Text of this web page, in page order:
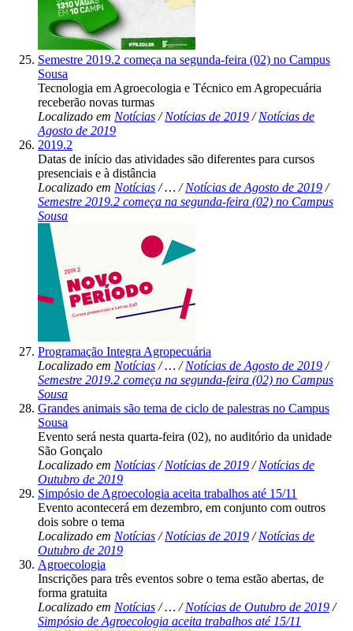
Semestre 2019.2 começa na segunda-feira (02) no Campus
Sousa
Tecnologia em Agroecologia e Técnico em Agropecuária
receberão novas turmas
Localizado em Notícias /Notícias de 2019 /Notícias de
Agosto de 2019
2019.2
Datas de início das atividades são diferentes para cursos
presenciais e à distância
Localizado em Notícias /…/Notícias de Agosto de 2019 /
Semestre 2019.2 começa na segunda-feira (02) no Campus
Sousa
Programação Integra Agropecuária
Localizado em Notícias /…/Notícias de Agosto de 2019 /
Semestre 2019.2 começa na segunda-feira (02) no Campus
Sousa
Grandes animais são tema de ciclo de palestras no Campus
Sousa
Evento será nesta quarta-feira (02), no auditório da unidade
São Gonçalo
Localizado em Notícias /Notícias de 2019 /Notícias de
Outubro de 2019
Simpósio de Agroecologia aceita trabalhos até 15/11
Evento acontecerá em dezembro, em conjunto com outros
dois sobre o tema
Localizado em Notícias /Notícias de 2019 /Notícias de
Outubro de 2019
Agroecologia
Inscrições para três eventos sobre o tema estão abertas, de
forma gratuita
Localizado em Notícias /…/Notícias de Outubro de 2019 /
Simpósio de Agroecologia aceita trabalhos até 15/11